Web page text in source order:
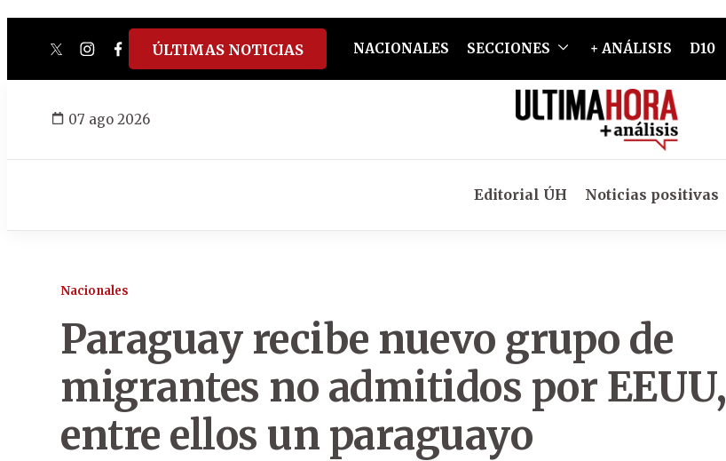
twitterinstagram
facebook
tiktokyoutube
spotify
ÚLTIMAS NOTICIAS NACIONALES SECCIONES + ANÁLISIS D10
07 ago 2026
Editorial ÚH Noticias positivas
Nacionales
Paraguay recibe nuevo grupo de
migrantes no admitidos por EEUU,
entre ellos un paraguayo